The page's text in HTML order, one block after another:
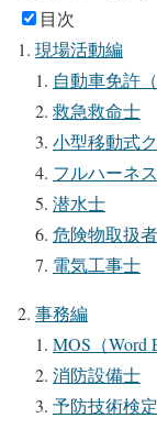
目次
現場活動編
自動車免許
救急救命士
小型移動式
フルハーネ
潜水士
危険物取扱者
電気工事士
事務編
MOS（Word
消防設備士
予防技術検定